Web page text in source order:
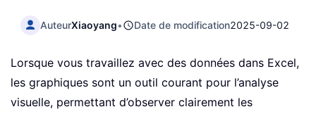
AuteurXiaoyang• Date de modification2025-09-02
Lorsque vous travaillez avec des données dans Excel,
les graphiques sont un outil courant pour l’analyse
visuelle, permettant d’observer clairement les